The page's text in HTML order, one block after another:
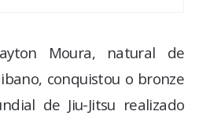
Moura, natural de
conquistou o bronze
de Jiu-Jitsu realizado